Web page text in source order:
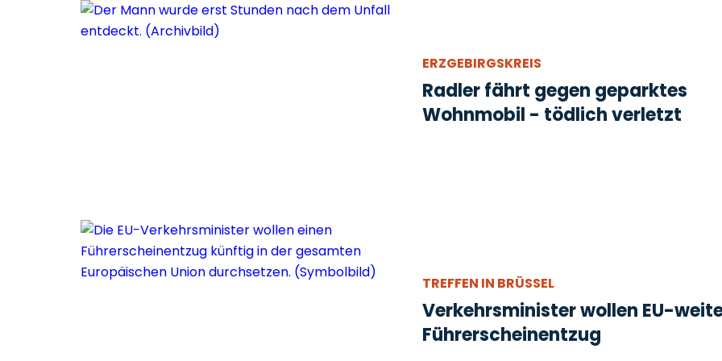
ERZGEBIRGSKREIS
Radler fährt gegen geparktes
Wohnmobil - tödlich verletzt
TREFFEN IN BRÜSSEL
Verkehrsminister wollen EU-
Führerscheinentzug